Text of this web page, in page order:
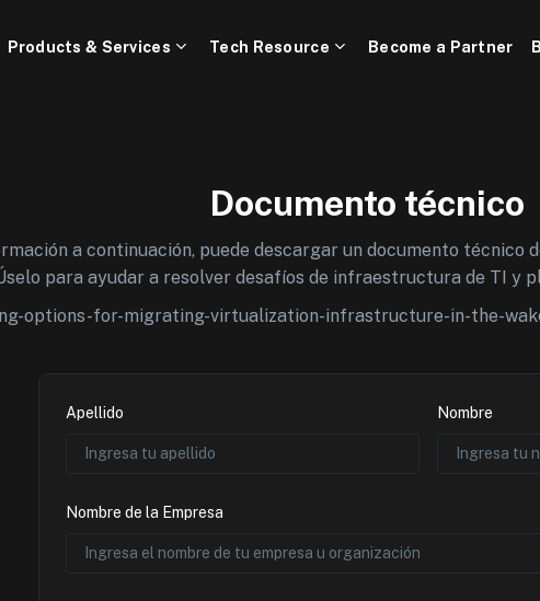
Products & Services Tech Resource Become a Partner
Documento técnico
a continuación, puede descargar un documento técnico
para ayudar a resolver desafíos de infraestructura de TI y
options-for-migrating-virtualization-infrastructure-in-the-
Apellido Nombre
Nombre de la Empresa